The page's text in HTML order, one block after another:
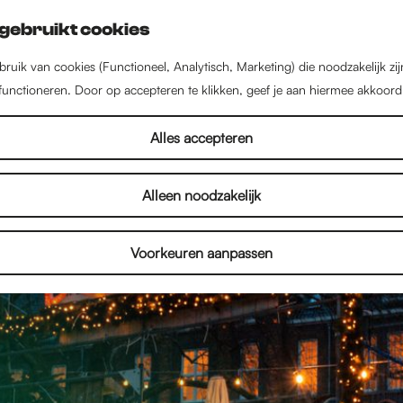
cookies
van cookies (Functioneel, Analytisch, Marketing) die noodzakelijk
Door op accepteren te klikken, geef je aan hiermee
Alles accepteren
Alleen noodzakelijk
Voorkeuren aanpassen